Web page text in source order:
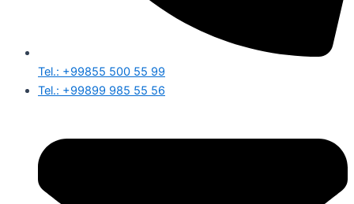
Tel.: +99855 500 55 99
Tel.: +99899 985 55 56